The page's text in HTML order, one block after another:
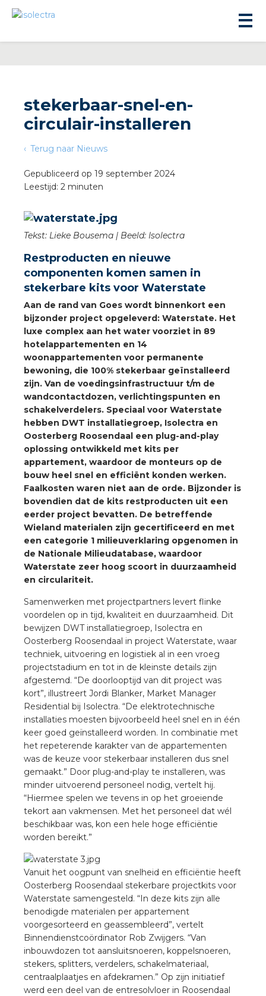
stekerbaar-snel-en-
circulair-installeren
Terug naar Nieuws
Gepubliceerd op 19 september 2024
Leestijd: 2 minuten
Tekst: Lieke Bousema | Beeld: Isolectra
Restproducten en nieuwe
componenten komen samen in
stekerbare kits voor Waterstate
Aan de rand van Goes wordt binnenkort een
bijzonder project opgeleverd: Waterstate. Het
luxe complex aan het water voorziet in 89
hotelappartementen en 14
woonappartementen voor permanente
bewoning, die 100% stekerbaar geïnstalleerd
zijn. Van de voedingsinfrastructuur t/m de
wandcontactdozen, verlichtingspunten en
schakelverdelers. Speciaal voor Waterstate
hebben DWT installatiegroep, Isolectra en
Oosterberg Roosendaal een plug-and-play
oplossing ontwikkeld met kits per
appartement, waardoor de monteurs op de
bouw heel snel en efficiënt konden werken.
Faalkosten waren niet aan de orde. Bijzonder is
bovendien dat de kits restproducten uit een
eerder project bevatten. De betreffende
Wieland materialen zijn gecertificeerd en met
een categorie 1 milieuverklaring opgenomen in
de Nationale Milieudatabase, waardoor
Waterstate zeer hoog scoort in duurzaamheid
en circulariteit.
Samenwerken met projectpartners levert flinke
voordelen op in tijd, kwaliteit en duurzaamheid. Dit
bewijzen DWT installatiegroep, Isolectra en
Oosterberg Roosendaal in project Waterstate, waar
techniek, uitvoering en logistiek al in een vroeg
projectstadium en tot in de kleinste details zijn
afgestemd. “De doorlooptijd van dit project was
kort”, illustreert Jordi Blanker, Market Manager
Residential bij Isolectra. “De elektrotechnische
installaties moesten bijvoorbeeld heel snel en in één
keer goed geïnstalleerd worden. In combinatie met
het repeterende karakter van de appartementen
was de keuze voor stekerbaar installeren dus snel
gemaakt.” Door plug-and-play te installeren, was
minder uitvoerend personeel nodig, vertelt hij.
“Hiermee spelen we tevens in op het groeiende
tekort aan vakmensen. Met het personeel dat wél
beschikbaar was, kon een hele hoge efficiëntie
worden bereikt.”
Vanuit het oogpunt van snelheid en efficiëntie heeft
Oosterberg Roosendaal stekerbare projectkits voor
Waterstate samengesteld. “In deze kits zijn alle
benodigde materialen per appartement
voorgesorteerd en geassembleerd”, vertelt
Binnendienstcoördinator Rob Zwijgers. “Van
inbouwdozen tot aansluitsnoeren, koppelsnoeren,
stekers, splitters, verdelers, schakelmateriaal,
centraalplaatjes en afdekramen.” Op zijn initiatief
werd een deel van de entresolvloer in Roosendaal
installeren
installeren
installeren
installeren in beton
installeren in de tuinbouw
stekerbare vlakkabel
GST®
Academy
waarde